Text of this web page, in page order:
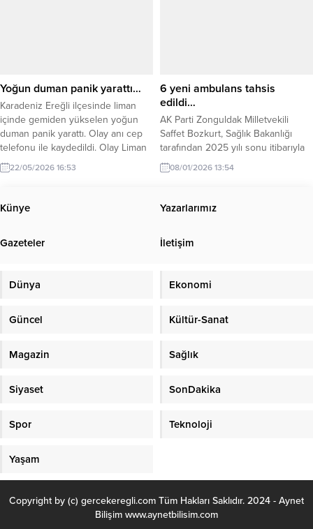
yönelik denetimler; terör,
uyuşturucu, kaçakçılık ve organize
suçlarla ilgili yürütülen çalışmalar,
siber suçlarla...
olumsuz...
Yoğun duman panik yarattı…
Karadeniz Ereğli ilçesinde liman
içinde gemiden yükselen yoğun
duman panik yarattı. Olay anı cep
telefonu ile kaydedildi. Olay Liman
girişinde meydana geldi. İddiaya
göre liman içinde demir atan
duman yükselmeye başladı. O anlar
cep telefonu ile kaydedilirken,
yaşanan sıkıntıdan kaynaklandığı...
22/05/2026 16:53
6 yeni ambulans tahsis
edildi…
AK Parti Zonguldak Milletvekili
Saffet Bozkurt, Sağlık Bakanlığı
tarafından 2025 yılı sonu itibarıyla
Zonguldak İl Sağlık Müdürlüğü’ne 6
yeni ambulans tahsis edildiğini
sağlık altyapısının güçlendirilmeye
hizmetlerine daha hızlı ulaşabilmesi
08/01/2026 13:54
Künye Yazarlarımız
Gazeteler İletişim
Dünya Ekonomi
Güncel Kültür-Sanat
Magazin Sağlık
Siyaset SonDakika
Spor Teknoloji
Yaşam
Copyright by (c) gercekeregli.com Tüm Hakları Saklıdır. 2024 - Aynet
Bilişim www.aynetbilisim.com